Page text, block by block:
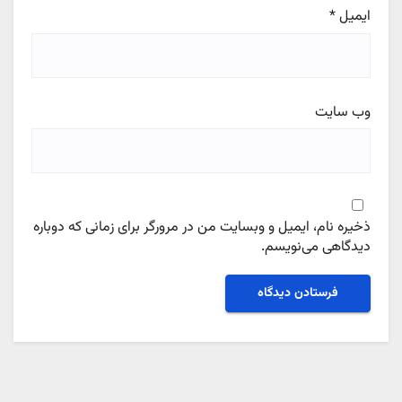
ایمیل*
وب‌ سایت
ذخیره نام، ایمیل و وبسایت من در مرورگر برای زمانی که دوباره
دیدگاهی می‌نویسم.